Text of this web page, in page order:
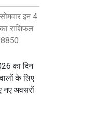
इन 4
राशिफल
का दिन
के लिए
नए अवसरों